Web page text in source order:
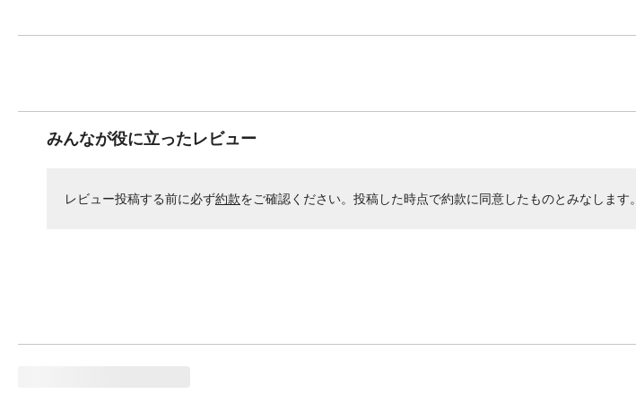
みんなが役に立ったレビュー
レビュー投稿する前に必ず約款をご確認ください。投稿した時点で約款に同意したものとみなします。